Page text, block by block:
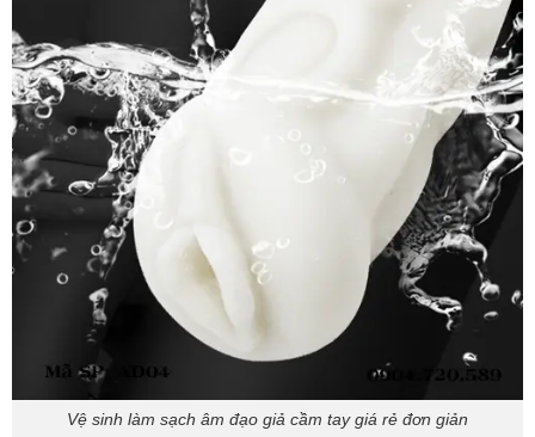
Vệ sinh làm sạch âm đạo giả cầm tay giá rẻ đơn giản